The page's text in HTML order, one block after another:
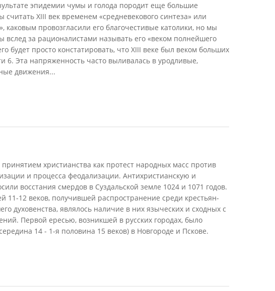
эпидемии чумы и голода породит еще большие
XIII век временем «средневекового синтеза» или
каковым провозгласили его благочестивые католики, но мы
вслед за рационалистами называть его «веком полнейшего
будет просто констатировать, что XIII веке был веком больших
6. Эта напряженность часто выливалась в уродливые,
движения...
христианства как протест народных масс против
и процесса феодализации. Антихристианскую и
восстания смердов в Суздальской земле 1024 и 1071 годов.
11-12 веков, получившей распространение среди крестьян-
духовенства, являлось наличие в них языческих и сходных с
Первой ересью, возникшей в русских городах, было
14 - 1-я половина 15 веков) в Новгороде и Пскове.